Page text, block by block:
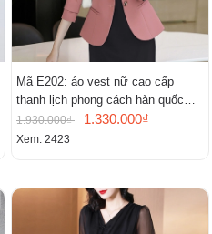
Mã E202: áo vest nữ cao cấp
thanh lịch phong cách hàn quốc
mới
1.930.000₫ 1.330.000₫
Xem: 2423